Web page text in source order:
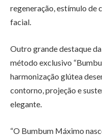
regeneração, estímulo de
facial.
Outro grande destaque
método exclusivo
harmonização glútea
contorno, projeção e
elegante.
“O Bumbum Máximo